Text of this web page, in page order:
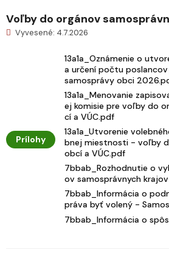
Voľby do orgánov
Vyvesené: 4.7.2026
Prílohy
13a1a_Oznámenie o
a určení počtu
samosprávy obci
13a1a_Menovanie
ej komisie pre voľby do
cí a VÚC.pdf
13a1a_Utvorenie
bnej miestnosti - voľby
obcí a VÚC.pdf
7bbab_Rozhodnutie o
ov samosprávnych
7bbab_Informácia o
práva byť volený -
7bbab_Informácia o